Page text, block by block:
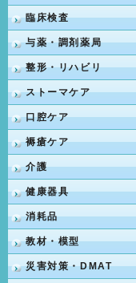
臨床検査
与薬・調剤薬局
整形・リハビリ
ストーマケア
口腔ケア
褥瘡ケア
介護
健康器具
消耗品
教材・模型
災害対策・DMAT